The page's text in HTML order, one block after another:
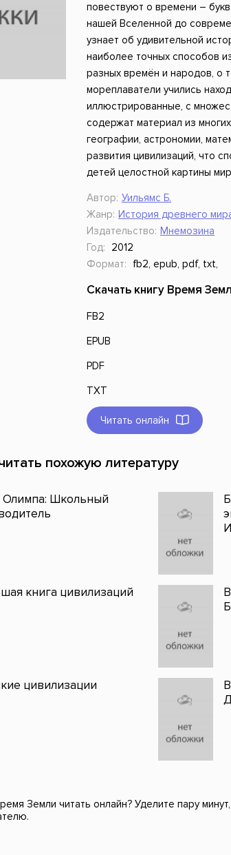
повествуют о времени –
нашей Вселенной до
узнает об удивительной
наиболее точных способов
разных времён и народов, о
мореплаватели учились
иллюстрированные, с
содержат материал из
географии, астрономии,
развития цивилизаций, что
детей целостной картины
Автор: Уильямс Б.
Жанр: История древнего
Издательство: Мнемозина
Год:
2012
Формат:
fb2, epub, pdf, txt,
Скачать книгу Время
FB2
EPUB
PDF
TXT
Читать онлайн
похожую литературу
Олимпа: Школьный
книга цивилизаций
цивилизации
Земли читать онлайн? Уделите пару